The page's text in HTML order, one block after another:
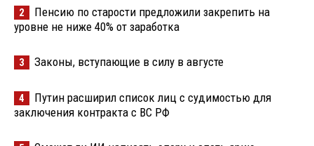
2
Пенсию по старости предложили закрепить на
уровне не ниже 40% от заработка
3 Законы, вступающие в силу в августе
4
Путин расширил список лиц с судимостью для
заключения контракта с ВС РФ